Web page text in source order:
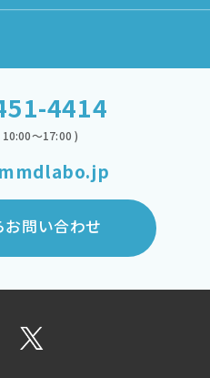
4414
～17:00 )
お問い合わせ